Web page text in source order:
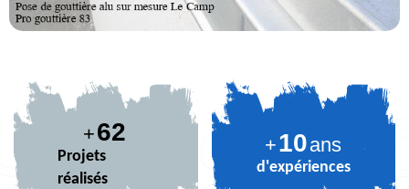
+74
Projets
réalisés
+10ans
d'expériences